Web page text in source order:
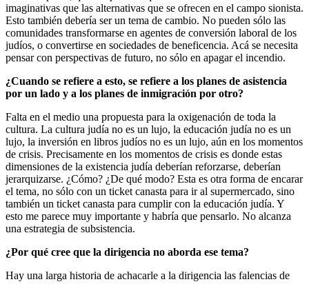
imaginativas que las alternativas que se ofrecen en el campo sionista.
Esto también debería ser un tema de cambio. No pueden sólo las
comunidades transformarse en agentes de conversión laboral de los
judíos, o convertirse en sociedades de beneficencia. Acá se necesita
pensar con perspectivas de futuro, no sólo en apagar el incendio.
¿Cuando se refiere a esto, se refiere a los planes de asistencia
por un lado y a los planes de inmigración por otro?
Falta en el medio una propuesta para la oxigenación de toda la
cultura. La cultura judía no es un lujo, la educación judía no es un
lujo, la inversión en libros judíos no es un lujo, aún en los momentos
de crisis. Precisamente en los momentos de crisis es donde estas
dimensiones de la existencia judía deberían reforzarse, deberían
jerarquizarse. ¿Cómo? ¿De qué modo? Esta es otra forma de encarar
el tema, no sólo con un ticket canasta para ir al supermercado, sino
también un ticket canasta para cumplir con la educación judía. Y
esto me parece muy importante y habría que pensarlo. No alcanza
una estrategia de subsistencia.
¿Por qué cree que la dirigencia no aborda ese tema?
Hay una larga historia de achacarle a la dirigencia las falencias de